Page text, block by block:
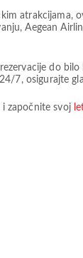
atrakcijama,
Aegean
do
7, osigurajte
započnite svoj